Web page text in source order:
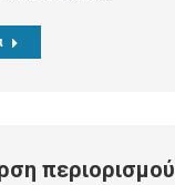
περιορισμού